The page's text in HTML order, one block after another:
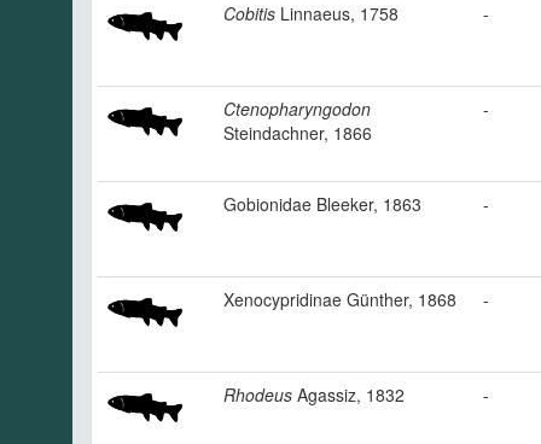
Cobitis Linnaeus, 1758 -
Ctenopharyngodon
Steindachner, 1866
-
Gobionidae Bleeker, 1863 -
Xenocypridinae Günther, 1868 -
Rhodeus Agassiz, 1832 -